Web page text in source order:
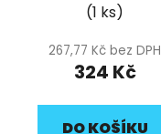
(1 ks)
267,77 Kč bez DPH
324 Kč
DO KOŠÍKU